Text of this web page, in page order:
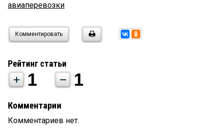
авиаперевозки
Комментировать
Рейтинг статьи
1 1
Комментарии
Комментариев нет.